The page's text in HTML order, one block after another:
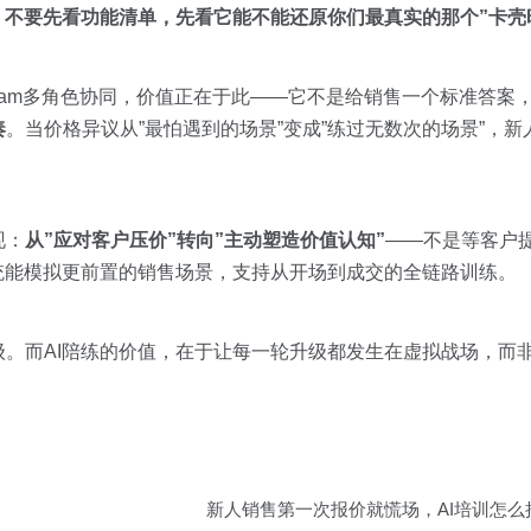
不要先看功能清单，先看它能不能还原你们最真实的那个”卡壳
多角色协同，价值正在于此——它不是给销售一个标准答案
。当价格异议从”最怕遇到的场景”变成”练过无数次的场景”，
从”应对客户压价”转向”主动塑造价值认知”——不是等客户
模拟更前置的销售场景，支持从开场到成交的全链路训练。
而AI陪练的价值，在于让每一轮升级都发生在虚拟战场，而
新人销售第一次报价就慌场，AI培训怎